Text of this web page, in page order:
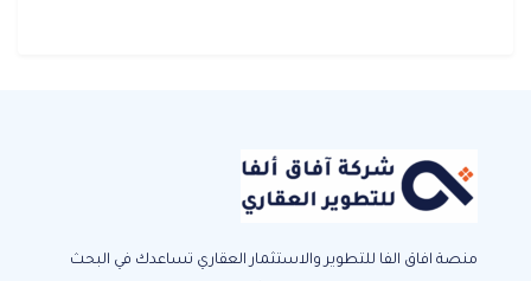
منصة افاق الفا للتطوير والاستثمار العقاري تساعدك في البحث